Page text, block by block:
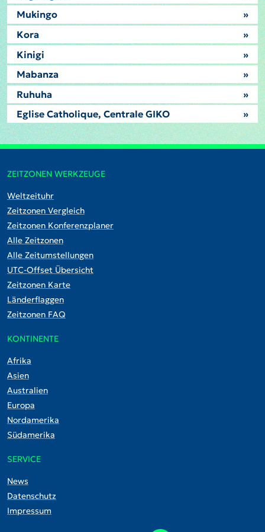
Mukingo
»
Kora
»
Kinigi
»
Mabanza
»
Ruhuha
»
Eglise Catholique, Centrale GIKO
»
ZEITZONEN WERKZEUGE
Weltzeituhr
Zeitzonen Vergleich
Zeitzonen Konferenzplaner
Alle Zeitzonen
Alle Zeitumstellungen
UTC-Offset Übersicht
Zeitzonen Karte
Länderflaggen
Zeitzonen FAQ
KONTINENTE
Afrika
Asien
Australien
Europa
Nordamerika
Südamerika
SERVICE
News
Datenschutz
Impressum